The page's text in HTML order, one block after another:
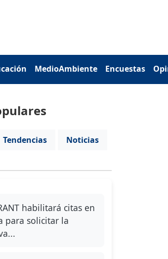
MedioAmbiente Encuestas
Tendencias
Noticias
habilitará citas en
para solicitar la